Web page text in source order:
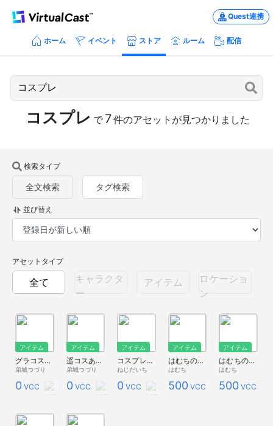
Quest連携
ホーム イベント ストア ルーム 配信
コスプレ で 7件のアセットが見つかりました
検索タイプ
全文検索 タグ検索
並び替え
アセットタイプ
全て
キャラクタ
ー
アイテム
ロケーショ
ン
アイテム
グラコス集会ポスター
弟城つづり
0 VCC
アイテム
遥コスあのんつづりちゃん写真集
弟城つづり
0 VCC
アイテム
コスプレ用「GUNDAm」
ねじだいち
0 VCC
アイテム
はむちの帽子
はむち
500 VCC
アイテム
はむちの尻尾
はむち
500 VCC